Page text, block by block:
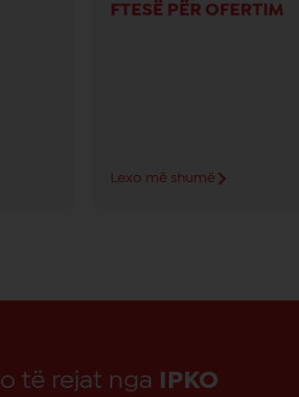
FTESË PËR OFERTIM
Lexo më shumë
të rejat nga IPKO